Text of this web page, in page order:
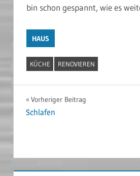
bin schon gespannt, wie es
HAUS
KÜCHE RENOVIEREN
Beitragsnavigation
Vorheriger Beitrag
Schlafen